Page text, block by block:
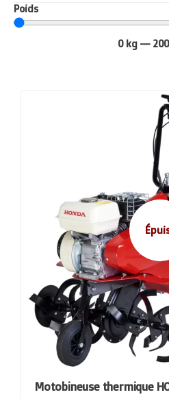
Poids
0 kg—
Motobineuse thermique